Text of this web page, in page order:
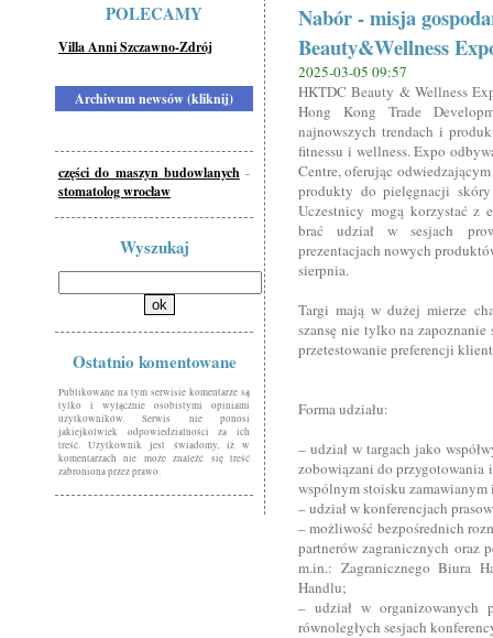
POLECAMY
Villa Anni Szczawno-Zdrój
Archiwum newsów (kliknij)
części do maszyn budowlanych -
stomatolog wrocław
Wyszukaj
Ostatnio komentowane
Publikowane na tym serwisie komentarze są
tylko i wyłącznie osobistymi opiniami
użytkowników. Serwis nie ponosi
jakiejkolwiek odpowiedzialności za ich
treść. Użytkownik jest świadomy, iż w
komentarzach nie może znaleźć się treść
zabroniona przez prawo.
Nabór - misja
Beauty&Wellness
2025-03-05 09:57
HKTDC Beauty & Wellness
Hong Kong Trade
najnowszych trendach i
fitnessu i wellness. Expo
Centre, oferując
produkty do pielęgnacji skóry
Uczestnicy mogą korzystać z
brać udział w sesjach
prezentacjach nowych
sierpnia.
Targi mają w dużej mierze
szansę nie tylko na
przetestowanie preferencji
Forma udziału:
– udział w targach jako
zobowiązani do przygotowania
wspólnym stoisku
– udział w konferencjach
– możliwość bezpośrednich
partnerów zagranicznych oraz
m.in.: Zagranicznego Biura
Handlu;
– udział w organizowanych
równoległych sesjach